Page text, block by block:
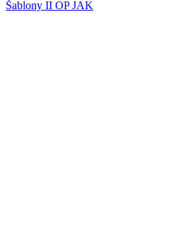
Šablony II OP JAK